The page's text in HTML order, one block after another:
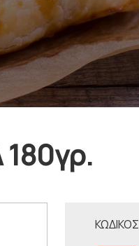
ΚΩΔΙΚΟΣ